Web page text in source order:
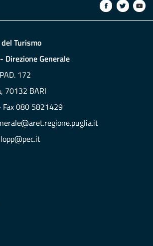
Turismo
Direzione Generale
172
70132 BARI
080 5821429